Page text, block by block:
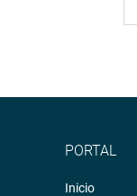
PORTAL
Inicio